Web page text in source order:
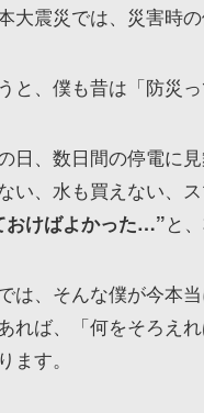
大震災では、災害時
と、僕も昔は「防災
日、数日間の停電に
い、水も買えない、
おけばよかった…”と
は、そんな僕が今本当
れば、「何をそろえ
ます。